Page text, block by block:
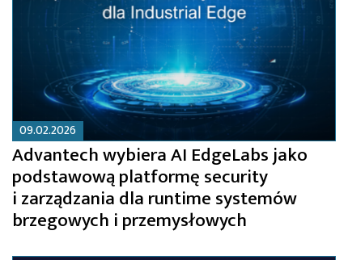
09.02.2026
Advantech wybiera AI EdgeLabs jako
podstawową platformę security
i zarządzania dla runtime systemów
brzegowych i przemysłowych